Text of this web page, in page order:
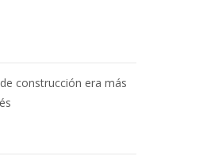
construcción era más